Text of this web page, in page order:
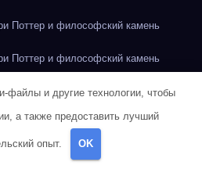
Поттер и философский камень
Поттер и философский камень
Поттер и философский камень
Поттер и философский камень
Поттер и философский камень
файлы и другие технологии, чтобы
а также предоставить лучший
опыт. OK